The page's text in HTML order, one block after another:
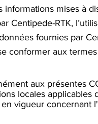
mises à
Centipede-RTK,
fournies par
conformer aux
aux présentes
locales applicables
vigueur concernant